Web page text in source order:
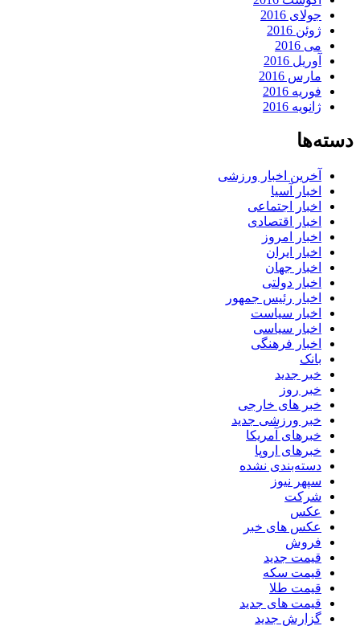
جولای 2016
ژوئن 2016
می 2016
آوریل 2016
مارس 2016
فوریه 2016
ژانویه 2016
دسته‌ها
آخرین اخبار ورزشی
اخبار آسیا
اخبار اجتماعی
اخبار اقتصادی
اخبار امروز
اخبار ایران
اخبار جهان
اخبار دولتی
اخبار رئیس جمهور
اخبار سیاست
اخبار سیاسی
اخبار فرهنگی
بانک
خبر جدید
خبر روز
خبر های خارجی
خبر ورزشی جدید
خبرهای آمریکا
خبرهای اروپا
دسته‌بندی نشده
سپهر نیوز
شرکت
عکس
عکس های خبر
فروش
قیمت جدید
قیمت سکه
قیمت طلا
قیمت های جدید
گزارش جدید